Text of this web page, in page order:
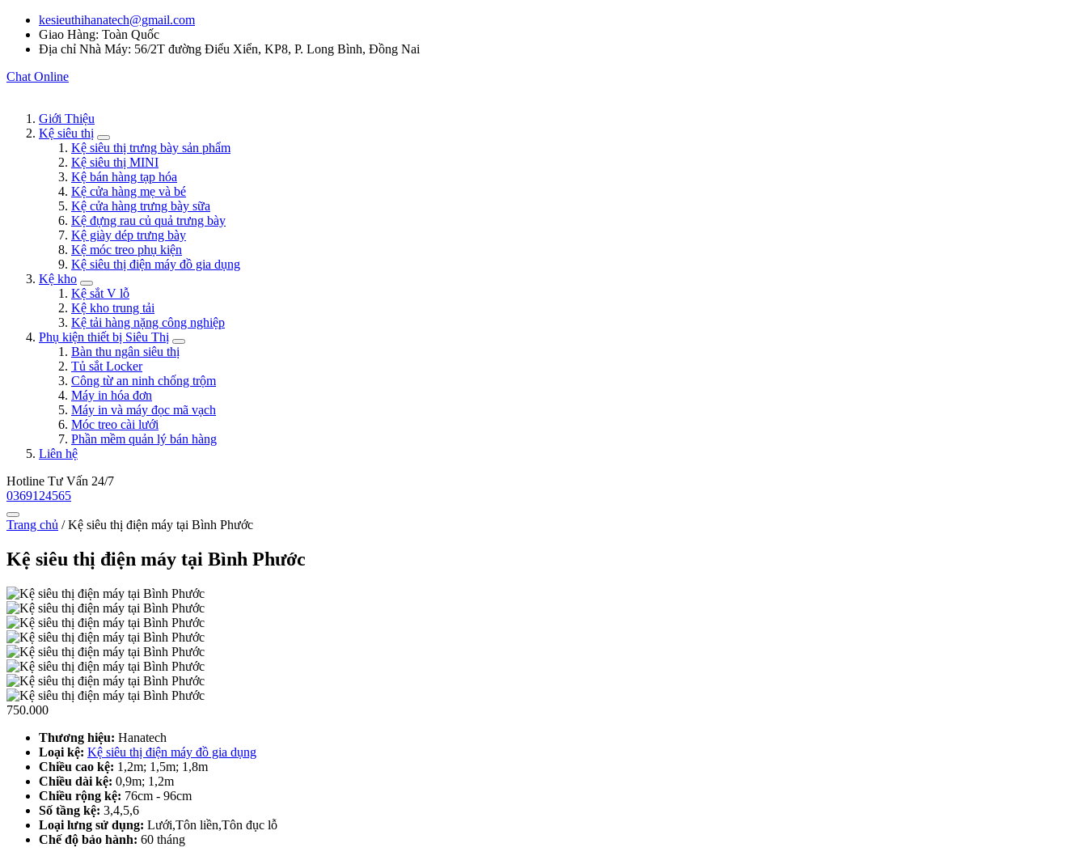
kesieuthihanatech@gmail.com
Giao Hàng: Toàn Quốc
Địa chỉ Nhà Máy: 56/2T đường Điểu Xiển, KP8, P. Long Bình, Đồng Nai
Chat Online
Giới Thiệu
Kệ siêu thị
Kệ siêu thị trưng bày sản phẩm
Kệ siêu thị MINI
Kệ bán hàng tạp hóa
Kệ cửa hàng mẹ và bé
Kệ cửa hàng trưng bày sữa
Kệ đựng rau củ quả trưng bày
Kệ giày dép trưng bày
Kệ móc treo phụ kiện
Kệ siêu thị điện máy đồ gia dụng
Kệ kho
Kệ sắt V lỗ
Kệ kho trung tải
Kệ tải hàng nặng công nghiệp
Phụ kiện thiết bị Siêu Thị
Bàn thu ngân siêu thị
Tủ sắt Locker
Công từ an ninh chống trộm
Máy in hóa đơn
Máy in và máy đọc mã vạch
Móc treo cài lưới
Phần mềm quản lý bán hàng
Liên hệ
Hotline Tư Vấn 24/7
0369124565
Trang chủ /Kệ siêu thị điện máy tại Bình Phước
Kệ siêu thị điện máy tại Bình Phước
750.000
Thương hiệu: Hanatech
Loại kệ: Kệ siêu thị điện máy đồ gia dụng
Chiều cao kệ: 1,2m; 1,5m; 1,8m
Chiều dài kệ: 0,9m; 1,2m
Chiều rộng kệ: 76cm - 96cm
Số tầng kệ: 3,4,5,6
Loại lưng sử dụng: Lưới,Tôn liền,Tôn đục lỗ
Chế độ bảo hành: 60 tháng